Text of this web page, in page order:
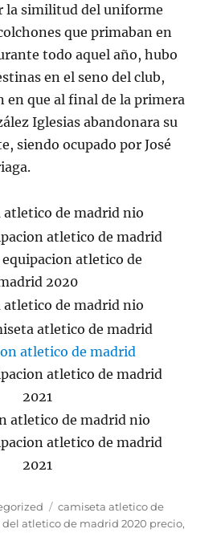
la similitud del uniforme
que primaban en
todo aquel año, hubo
en el seno del club,
en que al final de la primera
Iglesias abandonara su
siendo ocupado por José
Etiquetas
camiseta atletico de
del atletico de madrid 2020 precio,